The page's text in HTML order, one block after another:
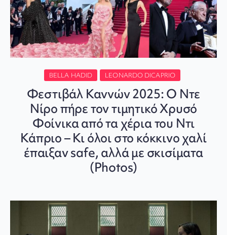
BELLA HADID LEONARDO DICAPRIO
Φεστιβάλ Καννών 2025: Ο Ντε
Νίρο πήρε τον τιμητικό Χρυσό
Φοίνικα από τα χέρια του Ντι
Κάπριο – Κι όλοι στο κόκκινο χαλί
έπαιξαν safe, αλλά με σκισίματα
(Photos)